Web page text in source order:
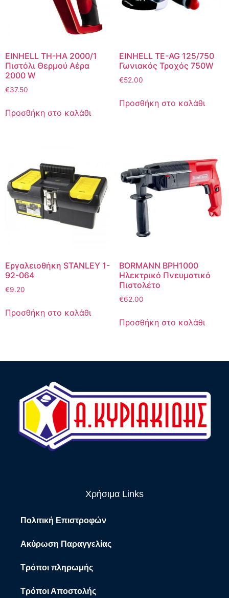
EINHELL TH-HA 2000/1
Πιστόλι Θερμού Αέρα
2000 W
€37.50
Προσθήκη στο καλάθι
EINHELL TE-AG 125/750
Γωνιακός Τροχός 750W
€52.00
Προσθήκη στο καλάθι
Εργαλειοθήκη STANLEY 1-
92-064
€9.20
Προσθήκη στο καλάθι
BORMANN BPH1000
Ηλεκτρικό Πνευματικό
Πιστολέτο
€62.00
Προσθήκη στο καλάθι
Χρήσιμα Links
Πολιτική Επιστροφών
Ακύρωση Παραγγελίας
Τρόποι πληρωμής
Τρόποι Αποστολής